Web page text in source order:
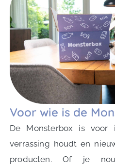
Voor wie is de
De Monsterbox is voor
verrassing houdt en
producten. Of je